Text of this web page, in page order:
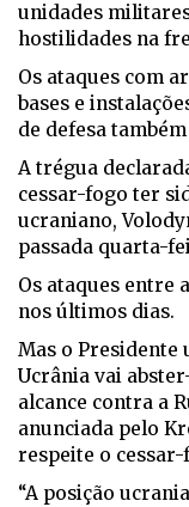
unidades
hostilidades na
Os ataques com
bases e
de defesa
A trégua
cessar-fogo ter
ucraniano,
passada quarta-
Os ataques entre
nos últimos dias.
Mas o Presidente
Ucrânia vai
alcance contra a
anunciada pelo
respeite o cessar-
“A posição